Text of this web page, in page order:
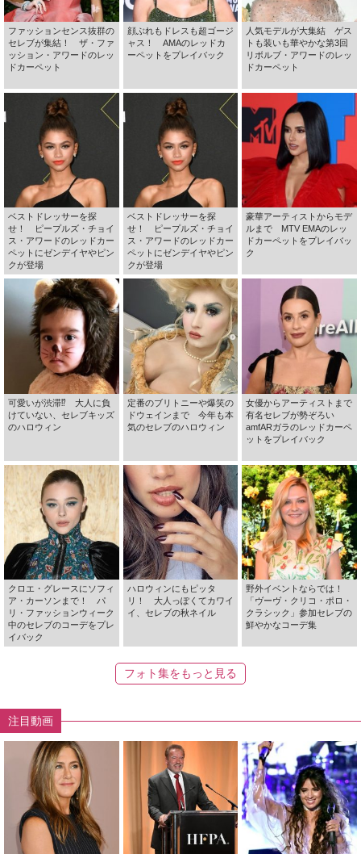
ファッションセンス抜群の
セレブが集結！ ザ・ファ
ッション・アワードのレッ
ドカーペット
顔ぶれもドレスも超ゴージ
ャス！ AMAのレッドカ
ーペットをプレイバック
人気モデルが大集結 ゲス
トも装いも華やかな第3回
リボルブ・アワードのレッ
ドカーペット
ベストドレッサーを探
せ！ ピープルズ・チョイ
ス・アワードのレッドカー
ペットにゼンデイヤやピン
クが登場
ベストドレッサーを探
せ！ ピープルズ・チョイ
ス・アワードのレッドカー
ペットにゼンデイヤやピン
クが登場
豪華アーティストからモデ
ルまで MTV EMAのレッ
ドカーペットをプレイバッ
ク
可愛いが渋滞⁉ 大人に負
けていない、セレブキッズ
のハロウィン
定番のブリトニーや爆笑の
ドウェインまで 今年も本
気のセレブのハロウィン
女優からアーティストまで
有名セレブが勢ぞろい
amfARガラのレッドカーペ
ットをプレイバック
クロエ・グレースにソフィ
ア・カーソンまで！ パ
リ・ファッションウィーク
中のセレブのコーデをプレ
イバック
ハロウィンにもピッタ
リ！ 大人っぽくてカワイ
イ、セレブの秋ネイル
野外イベントならでは！
「ヴーヴ・クリコ・ポロ・
クラシック」参加セレブの
鮮やかなコーデ集
フォト集をもっと見る
注目動画